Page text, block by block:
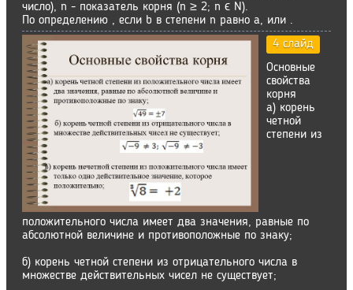
число), n - показатель корня (n ≥ 2; n ϵ N).
По определению , если b в степени n равно a, или .
4 слайд
Основные
свойства
корня
а) корень
четной
степени из
положительного числа имеет два значения, равные по
абсолютной величине и противоположные по знаку;
б) корень четной степени из отрицательного числа в
множестве действительных чисел не существует;